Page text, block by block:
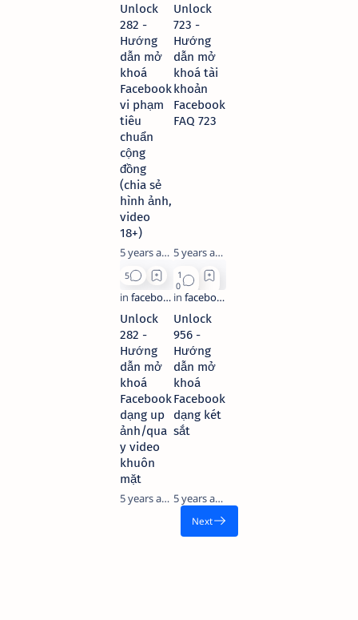
Unlock
282 -
Hướng
dẫn mở
khoá
Facebook
vi phạm
tiêu
chuẩn
cộng
đồng
(chia sẻ
hình ảnh,
video
18+)
5 years ago
Unlock
723 -
Hướng
dẫn mở
khoá tài
khoản
Facebook
FAQ 723
5 years ago
Unlock
282 -
Hướng
dẫn mở
khoá
Facebook
dạng up
ảnh/qua
y video
khuôn
mặt
5 years ago
Unlock
956 -
Hướng
dẫn mở
khoá
Facebook
dạng két
sắt
5 years ago